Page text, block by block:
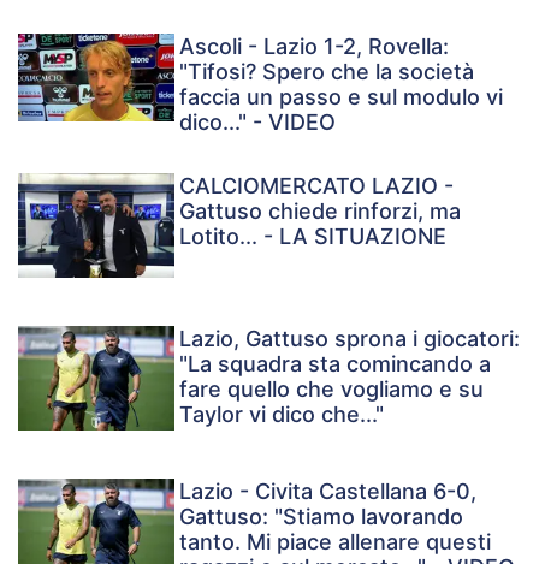
Ascoli - Lazio 1-2, Rovella:
"Tifosi? Spero che la società
faccia un passo e sul modulo vi
dico..." - VIDEO
CALCIOMERCATO LAZIO -
Gattuso chiede rinforzi, ma
Lotito... - LA SITUAZIONE
Lazio, Gattuso sprona i giocatori:
"La squadra sta comincando a
fare quello che vogliamo e su
Taylor vi dico che..."
Lazio - Civita Castellana 6-0,
Gattuso: "Stiamo lavorando
tanto. Mi piace allenare questi